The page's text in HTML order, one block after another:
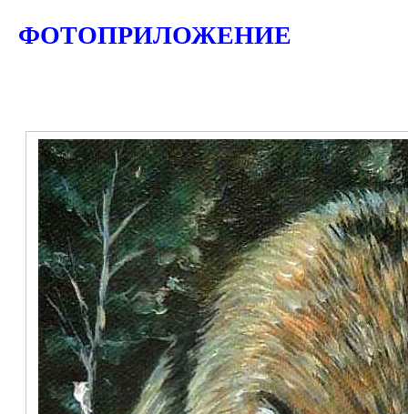
ФОТОПРИЛОЖЕНИЕ